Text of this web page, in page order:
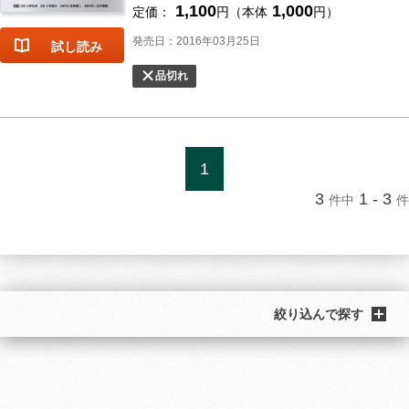
試し読み
定価： 1,100円（本体 1,000円）
発売日：2016年03月25日
品切れ
1
3 件中 1 - 3 件
絞り込んで探す